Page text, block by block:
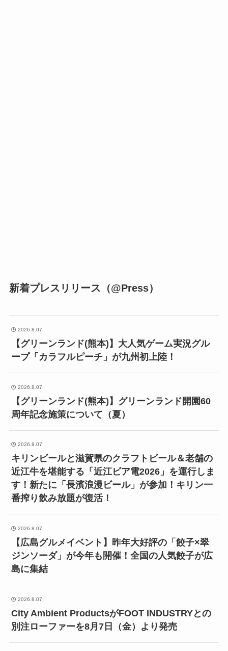
新着プレスリリース（@Press）
2026.8.07
【グリーンランド(熊本)】大人気ゲーム実況グル
ープ「カラフルピーチ」が九州初上陸！
2026.8.07
【グリーンランド(熊本)】グリーンランド開園60
周年記念施策について（夏）
2026.8.07
キリンビールと滋賀県のクラフトビール＆老舗の
近江牛を堪能する「近江ビア電2026」を運行しま
す！新たに「長濱浪漫ビール」が参加！キリン一
番搾り飲み放題が復活！
2026.8.07
【広島グルメイベント】昨年大好評の「餃子×翠
ジンソーダ」が今年も開催！全国の人気餃子が広
島に集結
2026.8.07
City Ambient ProductsがFOOT INDUSTRYとの
別注ローファーを8月7日（金）より発売